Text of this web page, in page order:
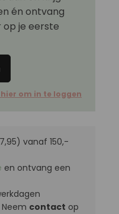
én ontvang
op je eerste
om in te loggen
vanaf 150,-
en ontvang een
contact op